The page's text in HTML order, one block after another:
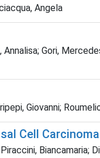
Angela
Gori,
Giovanni;
Cell
Biancamaria;